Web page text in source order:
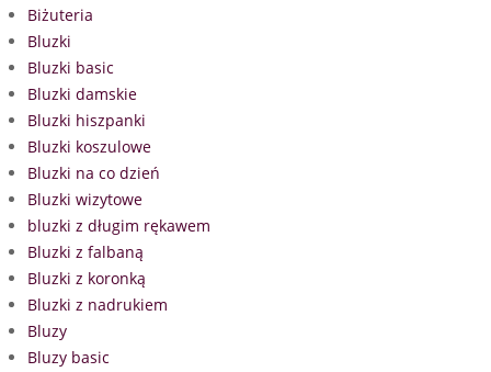
Biżuteria
Bluzki
Bluzki basic
Bluzki damskie
Bluzki hiszpanki
Bluzki koszulowe
Bluzki na co dzień
Bluzki wizytowe
bluzki z długim rękawem
Bluzki z falbaną
Bluzki z koronką
Bluzki z nadrukiem
Bluzy
Bluzy basic